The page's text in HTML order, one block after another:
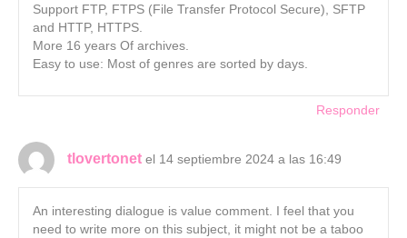
Support FTP, FTPS (File Transfer Protocol Secure), SFTP
and HTTP, HTTPS.
More 16 years Of archives.
Easy to use: Most of genres are sorted by days.
Responder
tlovertonet el 14 septiembre 2024 a las 16:49
An interesting dialogue is value comment. I feel that you
need to write more on this subject, it might not be a taboo